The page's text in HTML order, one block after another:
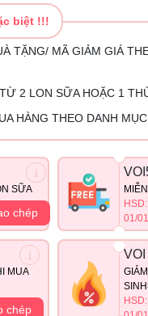
biệt !!!
TẶNG/ MÃ GIẢM GIÁ
2 LON SỮA HOẶC 1
HÀNG THEO DANH
SỮA
chép
HSD:
01/
MUA
chép
HSD: